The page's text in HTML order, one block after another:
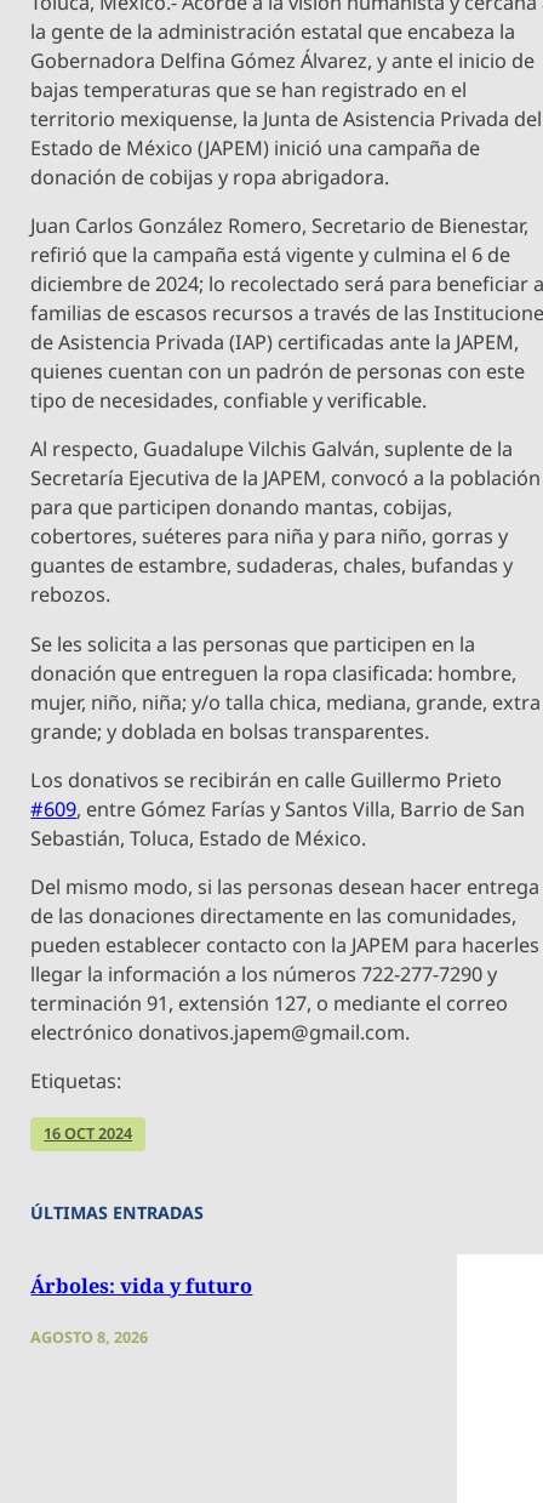
la gente de la administración estatal que encabeza la
Gobernadora Delfina Gómez Álvarez, y ante el inicio de
bajas temperaturas que se han registrado en el
territorio mexiquense, la Junta de Asistencia Privada del
Estado de México (JAPEM) inició una campaña de
donación de cobijas y ropa abrigadora.
Juan Carlos González Romero, Secretario de Bienestar,
refirió que la campaña está vigente y culmina el 6 de
diciembre de 2024; lo recolectado será para beneficiar
familias de escasos recursos a través de las
de Asistencia Privada (IAP) certificadas ante la JAPEM,
quienes cuentan con un padrón de personas con este
tipo de necesidades, confiable y verificable.
Al respecto, Guadalupe Vilchis Galván, suplente de la
Secretaría Ejecutiva de la JAPEM, convocó a la población
para que participen donando mantas, cobijas,
cobertores, suéteres para niña y para niño, gorras y
guantes de estambre, sudaderas, chales, bufandas y
rebozos.
Se les solicita a las personas que participen en la
donación que entreguen la ropa clasificada: hombre,
mujer, niño, niña; y/o talla chica, mediana, grande, extra
grande; y doblada en bolsas transparentes.
Los donativos se recibirán en calle Guillermo Prieto
#609, entre Gómez Farías y Santos Villa, Barrio de San
Sebastián, Toluca, Estado de México.
Del mismo modo, si las personas desean hacer entrega
de las donaciones directamente en las comunidades,
pueden establecer contacto con la JAPEM para hacerles
llegar la información a los números 722-277-7290 y
terminación 91, extensión 127, o mediante el correo
electrónico donativos.japem@gmail.com.
Etiquetas:
16 OCT 2024
ÚLTIMAS ENTRADAS
Árboles: vida y futuro
AGOSTO 8, 2026